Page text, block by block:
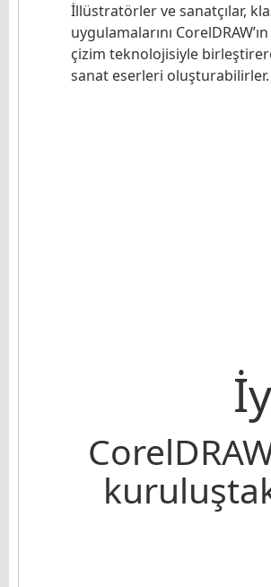
İllüstratörler ve sanatçılar,
uygulamalarını
çizim teknolojisiyle
sanat eserleri oluşturabilirler.